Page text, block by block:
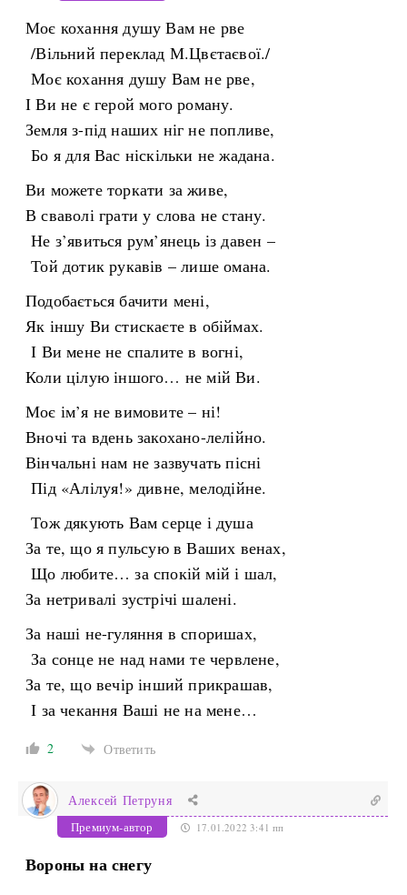
Моє кохання душу Вам не рве
/Вільний переклад М.Цвєтаєвої./
Моє кохання душу Вам не рве,
І Ви не є герой мого роману.
Земля з-під наших ніг не попливе,
Бо я для Вас ніскільки не жадана.
Ви можете торкати за живе,
В сваволі грати у слова не стану.
Не з’явиться рум’янець із давен –
Той дотик рукавів – лише омана.
Подобається бачити мені,
Як іншу Ви стискаєте в обіймах.
І Ви мене не спалите в вогні,
Коли цілую іншого… не мій Ви.
Моє ім’я не вимовите – ні!
Вночі та вдень закохано-лелійно.
Вінчальні нам не зазвучать пісні
Під «Алілуя!» дивне, мелодійне.
Тож дякують Вам серце і душа
За те, що я пульсую в Ваших венах,
Що любите… за спокій мій і шал,
За нетривалі зустрічі шалені.
За наші не-гуляння в споришах,
За сонце не над нами те червлене,
За те, що вечір інший прикрашав,
І за чекання Ваші не на мене…
2 Ответить
Алексей Петруня
Премиум-автор 17.01.2022 3:41 пп
Вороны на снегу